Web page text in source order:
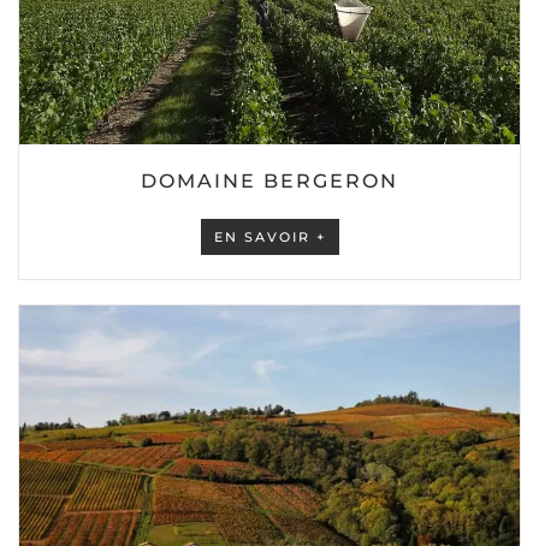
DOMAINE BERGERON
EN SAVOIR +